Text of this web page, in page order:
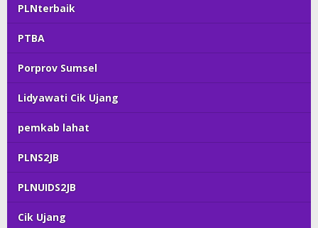
PLNterbaik
PTBA
Porprov Sumsel
Lidyawati Cik Ujang
pemkab lahat
PLNS2JB
PLNUIDS2JB
Cik Ujang